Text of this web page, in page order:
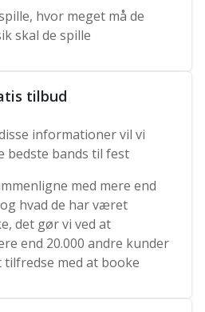
hvor meget må de
skal de spille
tilbud
informationer vil vi
bedste bands til fest
med mere end
hvad de har været
det gør vi ved at
end 20.000 andre kunder
med at booke